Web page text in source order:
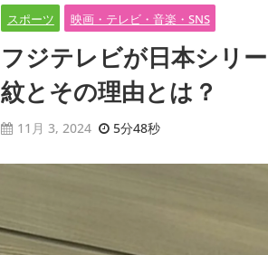
スポーツ 映画・テレビ・音楽・SNS
フジテレビが日本シリ
紋とその理由とは？
11月 3, 2024 5分48秒